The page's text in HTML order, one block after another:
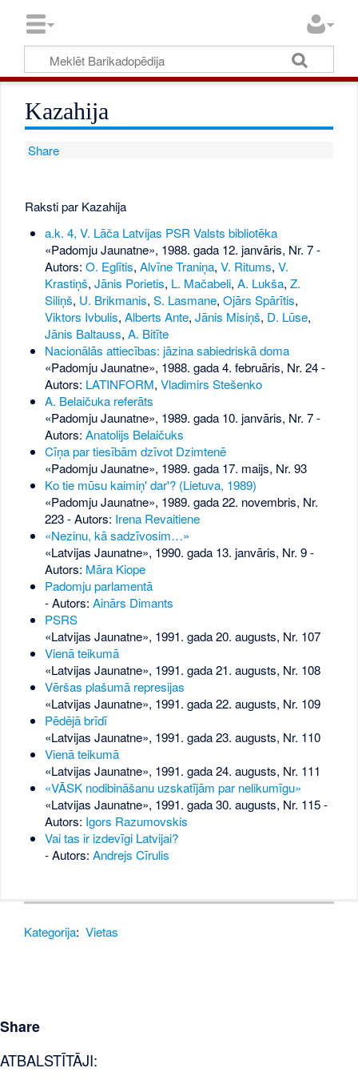
Kazahija
Share
Raksti par Kazahija
a.k. 4, V. Lāča Latvijas PSR Valsts bibliotēka
«Padomju Jaunatne», 1988. gada 12. janvāris, Nr. 7-
Autors: O. Eglītis, Alvīne Traniņa, V. Ritums, V.
Krastiņš, Jānis Porietis, L. Mačabeli, A. Lukša, Z.
Siliņš, U. Brikmanis, S. Lasmane, Ojārs Spārītis,
Viktors Ivbulis, Alberts Ante, Jānis Misiņš, D. Lūse,
Jānis Baltauss, A. Bitīte
Nacionālās attiecības: jāzina sabiedriskā doma
«Padomju Jaunatne», 1988. gada 4. februāris, Nr. 24-
Autors: LATINFORM, Vladimirs Stešenko
A. Belaičuka referāts
«Padomju Jaunatne», 1989. gada 10. janvāris, Nr. 7-
Autors: Anatolijs Belaičuks
Cīņa par tiesībām dzīvot Dzimtenē
«Padomju Jaunatne», 1989. gada 17. maijs, Nr. 93
Ko tie mūsu kaimiņ' dar'? (Lietuva, 1989)
«Padomju Jaunatne», 1989. gada 22. novembris, Nr.
223- Autors: Irena Revaitiene
«Nezinu, kā sadzīvosim…»
«Latvijas Jaunatne», 1990. gada 13. janvāris, Nr. 9-
Autors: Māra Kiope
Padomju parlamentā
- Autors: Ainārs Dimants
PSRS
«Latvijas Jaunatne», 1991. gada 20. augusts, Nr. 107
Vienā teikumā
«Latvijas Jaunatne», 1991. gada 21. augusts, Nr. 108
Vēršas plašumā represijas
«Latvijas Jaunatne», 1991. gada 22. augusts, Nr. 109
Pēdējā brīdī
«Latvijas Jaunatne», 1991. gada 23. augusts, Nr. 110
Vienā teikumā
«Latvijas Jaunatne», 1991. gada 24. augusts, Nr. 111
«VĀSK nodibināšanu uzskatījām par nelikumīgu»
«Latvijas Jaunatne», 1991. gada 30. augusts, Nr. 115-
Autors: Igors Razumovskis
Vai tas ir izdevīgi Latvijai?
- Autors: Andrejs Cīrulis
Kategorija: Vietas
Share
ATBALSTĪTĀJI: